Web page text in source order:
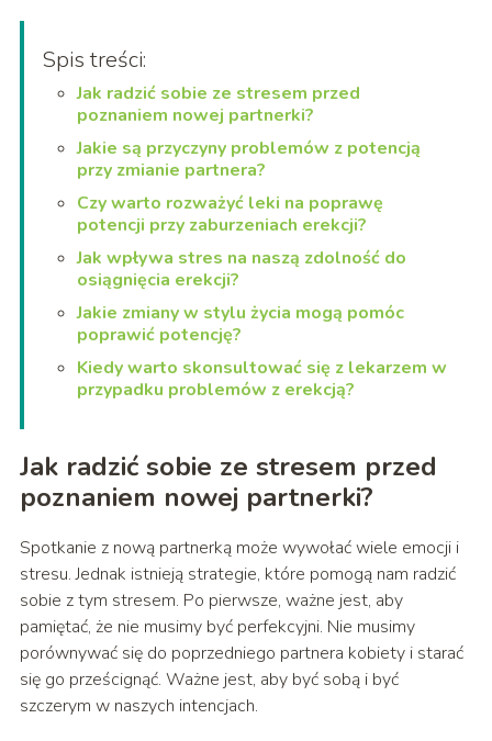
Spis treści:
Jak radzić sobie ze stresem przed
poznaniem nowej partnerki?
Jakie są przyczyny problemów z potencją
przy zmianie partnera?
Czy warto rozważyć leki na poprawę
potencji przy zaburzeniach erekcji?
Jak wpływa stres na naszą zdolność do
osiągnięcia erekcji?
Jakie zmiany w stylu życia mogą pomóc
poprawić potencję?
Kiedy warto skonsultować się z lekarzem w
przypadku problemów z erekcją?
Jak radzić sobie ze stresem przed
poznaniem nowej partnerki?
Spotkanie z nową partnerką może wywołać wiele emocji i
stresu. Jednak istnieją strategie, które pomogą nam radzić
sobie z tym stresem. Po pierwsze, ważne jest, aby
pamiętać, że nie musimy być perfekcyjni. Nie musimy
porównywać się do poprzedniego partnera kobiety i starać
się go prześcignąć. Ważne jest, aby być sobą i być
szczerym w naszych intencjach.